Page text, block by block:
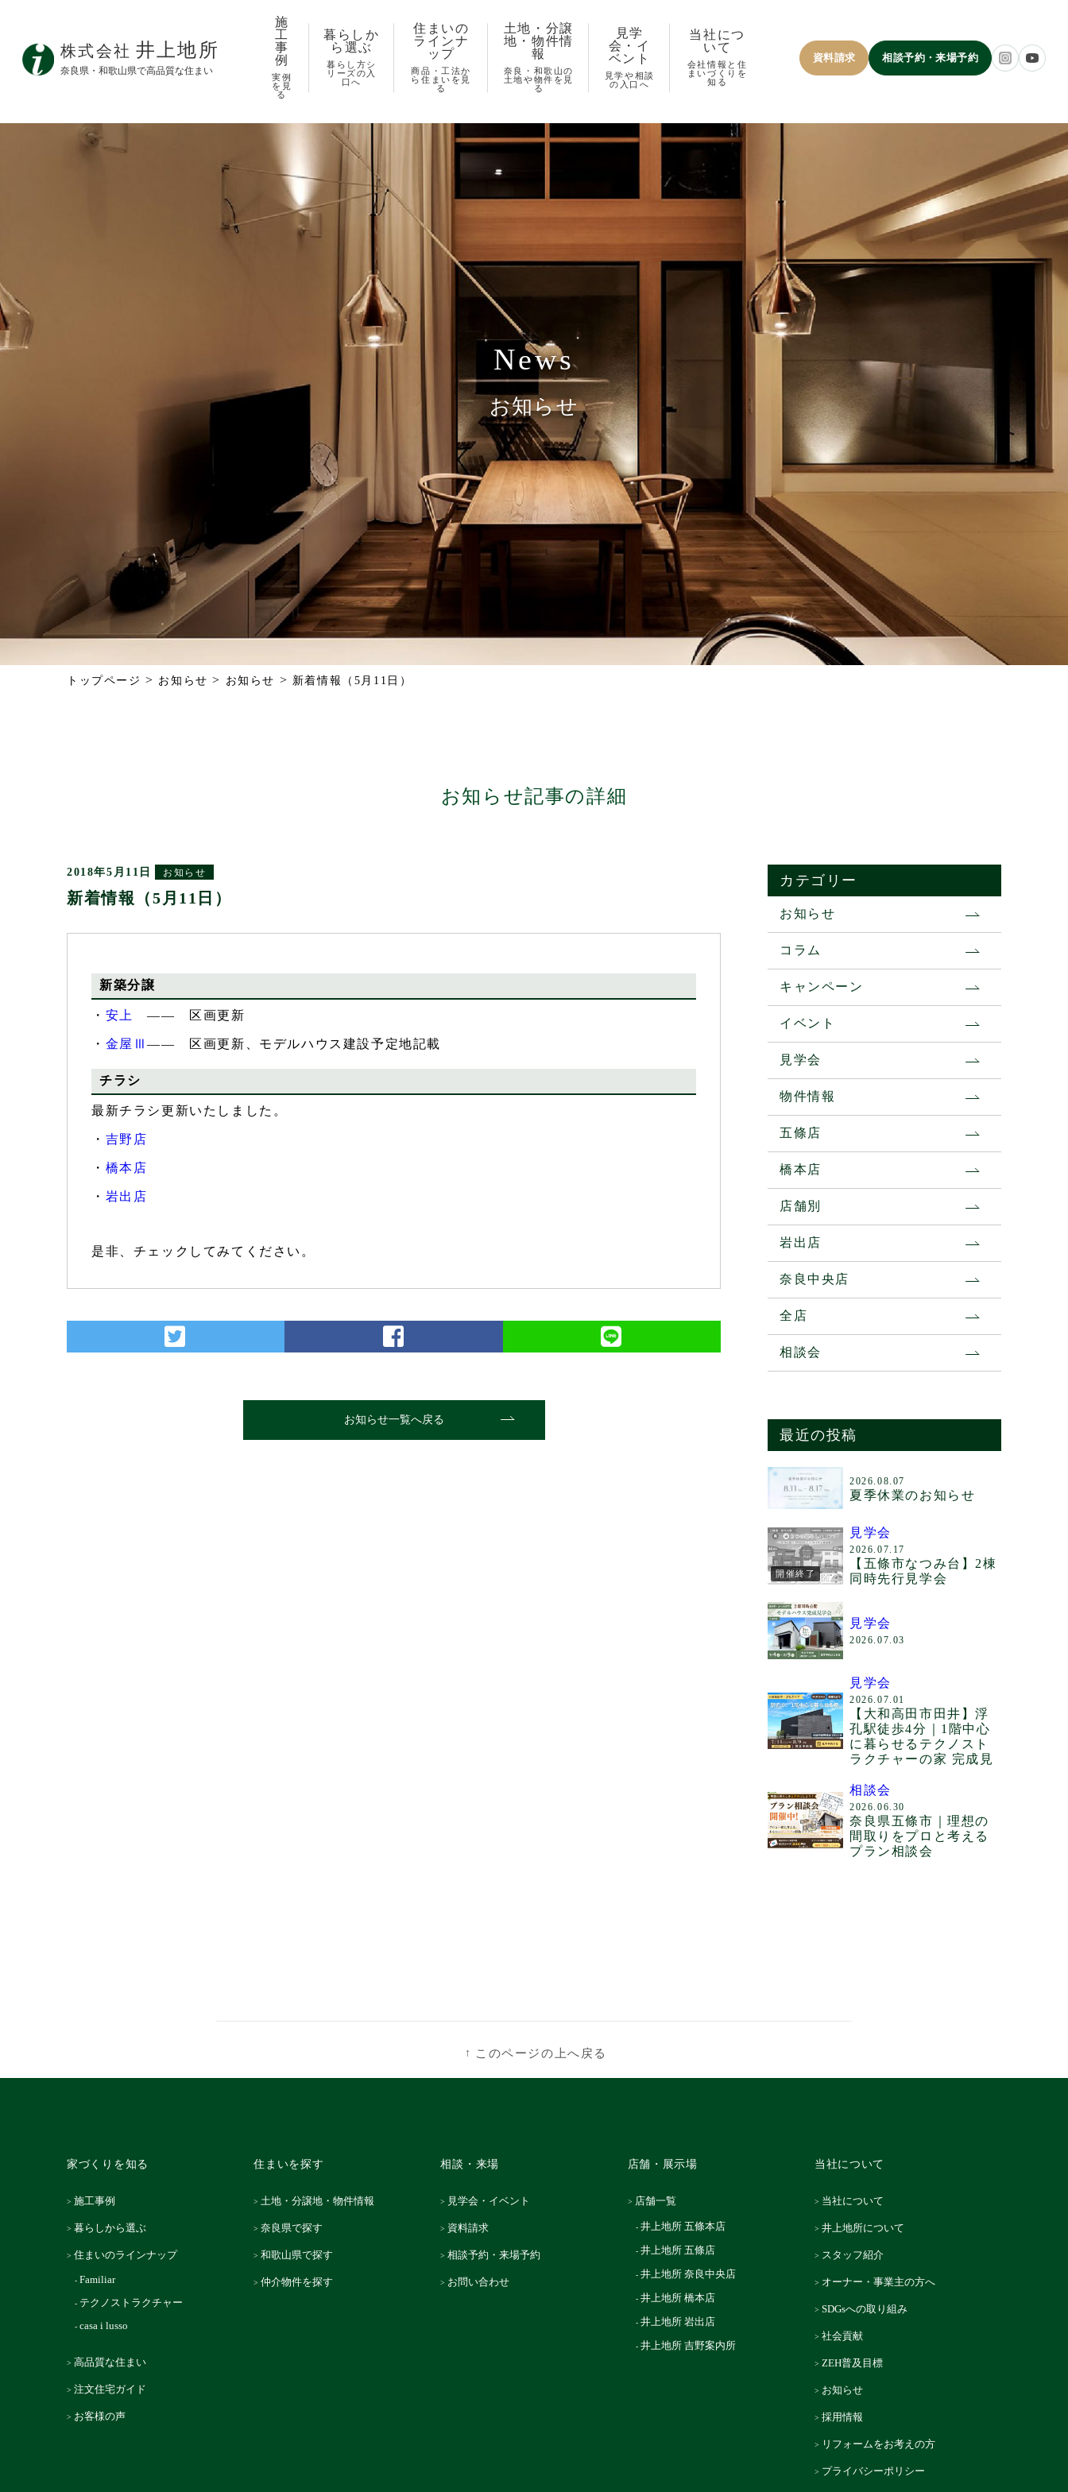
株式会社 井上地所
奈良県・和歌山県で高品質な住まい
施
工
事
例
実例
を見
る
暮らしか
ら選ぶ
暮らし方シ
リーズの入
口へ
住まいの
ラインナ
ップ
商品・工法か
ら住まいを見
る
土地・分譲
地・物件情
報
奈良・和歌山の
土地や物件を見
る
見学
会・イ
ベント
見学や相談
の入口へ
当社につ
いて
会社情報と住
まいづくりを
知る
資料請求 相談予約・来場予約
News
お知らせ
トップページ > お知らせ > お知らせ > 新着情報（5月11日）
お知らせ記事の詳細
2018年5月11日 お知らせ
新着情報（5月11日）
新築分譲
・ 安上 ―― 区画更新
・ 金屋Ⅲ―― 区画更新、モデルハウス建設予定地記載
チラシ
最新チラシ更新いたしました。
・ 吉野店
・ 橋本店
・ 岩出店
是非、チェックしてみてください。
お知らせ一覧へ戻る
カテゴリー
お知らせ
コラム
キャンペーン
イベント
見学会
物件情報
五條店
橋本店
店舗別
岩出店
奈良中央店
全店
相談会
最近の投稿
2026.08.07
夏季休業のお知らせ
開催終了
見学会
2026.07.17
【五條市なつみ台】2棟
同時先行見学会
見学会
2026.07.03
見学会
2026.07.01
【大和高田市田井】浮
孔駅徒歩4分｜1階中心
に暮らせるテクノスト
ラクチャーの家 完成見
相談会
2026.06.30
奈良県五條市｜理想の
間取りをプロと考える
プラン相談会
↑ このページの上へ戻る
家づくりを知る
施工事例
暮らしから選ぶ
住まいのラインナップ
Familiar
テクノストラクチャー
casa i lusso
高品質な住まい
注文住宅ガイド
お客様の声
住まいを探す
土地・分譲地・物件情報
奈良県で探す
和歌山県で探す
仲介物件を探す
相談・来場
見学会・イベント
資料請求
相談予約・来場予約
お問い合わせ
店舗・展示場
店舗一覧
井上地所 五條本店
井上地所 五條店
井上地所 奈良中央店
井上地所 橋本店
井上地所 岩出店
井上地所 吉野案内所
当社について
当社について
井上地所について
スタッフ紹介
オーナー・事業主の方へ
SDGsへの取り組み
社会貢献
ZEH普及目標
お知らせ
採用情報
リフォームをお考えの方
プライバシーポリシー